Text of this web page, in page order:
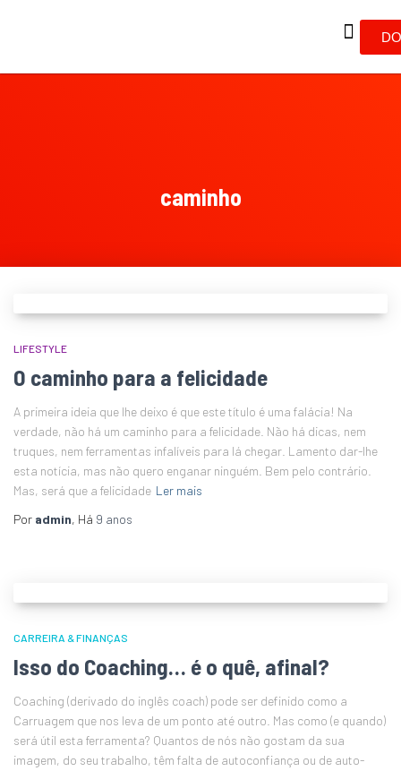
caminho
LIFESTYLE
O caminho para a felicidade
A primeira ideia que lhe deixo é que este título é uma falácia! Na
verdade, não há um caminho para a felicidade. Não há dicas, nem
truques, nem ferramentas infalíveis para lá chegar. Lamento dar-lhe
esta notícia, mas não quero enganar ninguém. Bem pelo contrário.
Mas, será que a felicidade Ler mais
Por admin, Há 9 anos
CARREIRA & FINANÇAS
Isso do Coaching… é o quê, afinal?
Coaching (derivado do inglês coach) pode ser definido como a
Carruagem que nos leva de um ponto até outro. Mas como (e quando)
será útil esta ferramenta? Quantos de nós não gostam da sua
imagem, do seu trabalho, têm falta de autoconfiança ou de auto-